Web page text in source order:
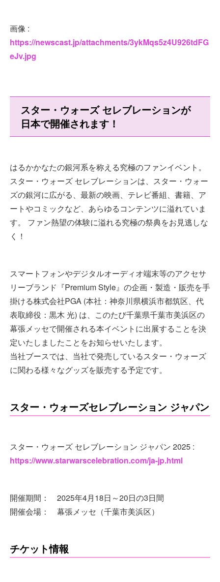
画像 :
https://newscast.jp/attachments/3ykMqs5z4U926tdFG
eJv.jpg
スター・ウォーズ セレブレーションが
日本で開催されます！
はるかかなたの銀河系を称える究極のファンイベント。
スター・ウォーズ セレブレーションは、スター・ウォー
ズの銀河に広がる、最新の映画、テレビ番組、書籍、ア
ートやコミックなど、あらゆるコンテンツに溢れていま
す。 ファン熱望の体験に溢れる究極の祭典をお見逃しな
く！
スマートフォンやデジタルオーディオ端末等のアクセサ
リーブランド『Premium Style』の企画・製造・販売を手
掛ける株式会社PGA (本社：神奈川県横浜市都筑区、代
表取締役：黒木 光) は、このたび千葉県千葉市美浜区の
幕張メッセで開催される本イベントに出展することを決
定いたしましたことをお知らせいたします。
当社ブースでは、当社で発売しているスター・ウォーズ
に関わる様々なグッズを販売する予定です。
スター・ウォーズセレブレーション ジャパン
スター・ウォーズ セレブレーション ジャパン 2025 :
https://www.starwarscelebration.com/ja-jp.html
開催期間： 2025年4月18日～20日の3日間
開催会場： 幕張メッセ（千葉市美浜区）
チケット情報